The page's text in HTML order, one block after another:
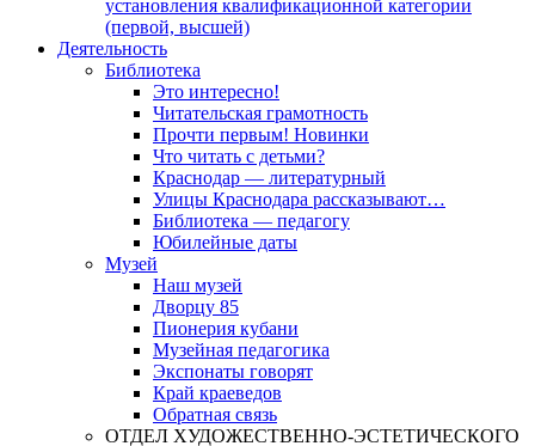
установления квалификационной категории
(первой, высшей)
Деятельность
Библиотека
Это интересно!
Читательская грамотность
Прочти первым! Новинки
Что читать с детьми?
Краснодар — литературный
Улицы Краснодара рассказывают…
Библиотека — педагогу
Юбилейные даты
Музей
Наш музей
Дворцу 85
Пионерия кубани
Музейная педагогика
Экспонаты говорят
Край краеведов
Обратная связь
ОТДЕЛ ХУДОЖЕСТВЕННО-ЭСТЕТИЧЕСКОГО